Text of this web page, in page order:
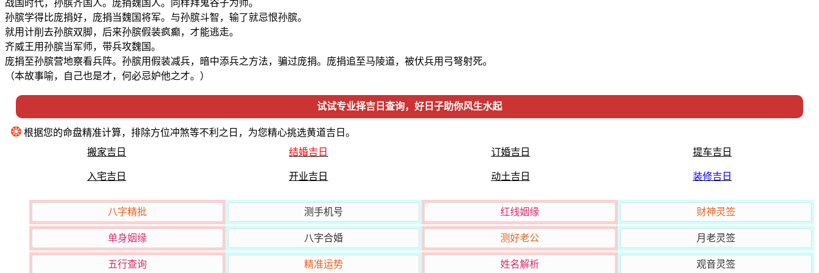
战国时代，孙膑齐国人。庞捐魏国人。同样拜鬼谷子为师。
孙膑学得比庞捐好，庞捐当魏国将军。与孙膑斗智，输了就忌恨孙膑。
就用计削去孙膑双脚，后来孙膑假装疯癫，才能逃走。
齐威王用孙膑当军师，带兵攻魏国。
庞捐至孙膑营地察看兵阵。孙膑用假装减兵，暗中添兵之方法，骗过庞捐。庞捐追至马陵道，被伏兵用弓弩射死。
（本故事喻，自己也是才，何必忌妒他之才。）
试试专业择吉日查询，好日子助你风生水起
❂ 根据您的命盘精准计算，排除方位冲煞等不利之日，为您精心挑选黄道吉日。
搬家吉日
结婚吉日 订婚吉日 提车吉日
入宅吉日 开业吉日 动土吉日 装修吉日
八字精批 测手机号 红线姻缘 财神灵签
单身姻缘 八字合婚 测好老公 月老灵签
五行查询 精准运势 姓名解析 观音灵签